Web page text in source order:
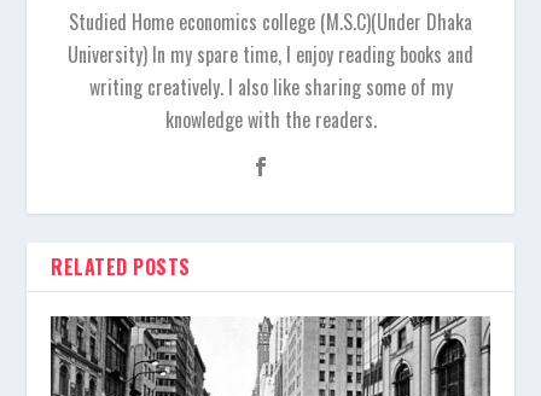
Studied Home economics college (M.S.C)(Under Dhaka
University) In my spare time, I enjoy reading books and
writing creatively. I also like sharing some of my
knowledge with the readers.
RELATED POSTS